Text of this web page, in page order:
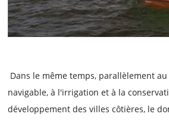
Dans le même temps, parallèlement
navigable, à l'irrigation et à la
développement des villes côtières, le